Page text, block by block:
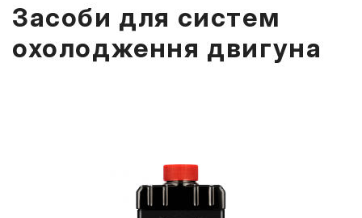
Засоби для систем
охолодження двигуна